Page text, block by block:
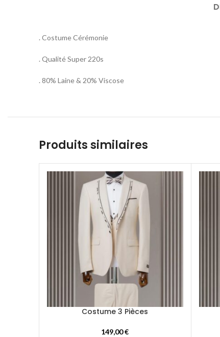
. Costume Cérémonie
. Qualité Super 220s
. 80% Laine & 20% Viscose
Produits similaires
Costume 3 Pièces
149,00€